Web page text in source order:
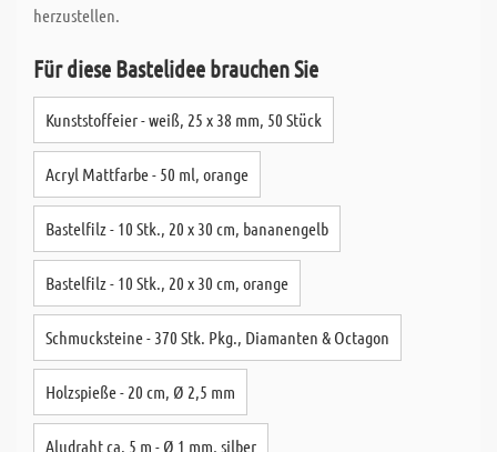
herzustellen.
Für diese Bastelidee brauchen Sie
Kunststoffeier - weiß, 25 x 38 mm, 50 Stück
Acryl Mattfarbe - 50 ml, orange
Bastelfilz - 10 Stk., 20 x 30 cm, bananengelb
Bastelfilz - 10 Stk., 20 x 30 cm, orange
Schmucksteine - 370 Stk. Pkg., Diamanten & Octagon
Holzspieße - 20 cm, Ø 2,5 mm
Aludraht ca. 5 m - Ø 1 mm, silber